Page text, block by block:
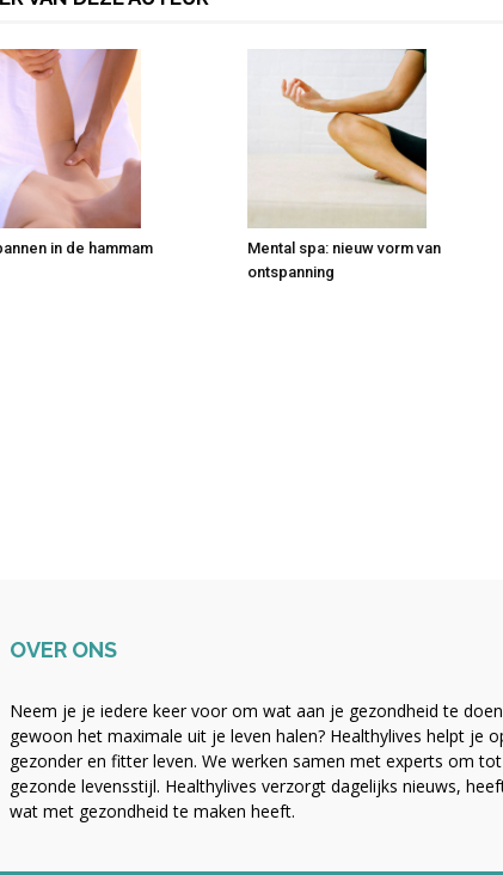
in de hammam
Mental spa: nieuw vorm van
ontspanning
OVER ONS
Neem je je iedere keer voor om wat aan je gezondheid te
gewoon het maximale uit je leven halen? Healthylives helpt je
gezonder en fitter leven. We werken samen met experts om
gezonde levensstijl. Healthylives verzorgt dagelijks nieuws,
wat met gezondheid te maken heeft.